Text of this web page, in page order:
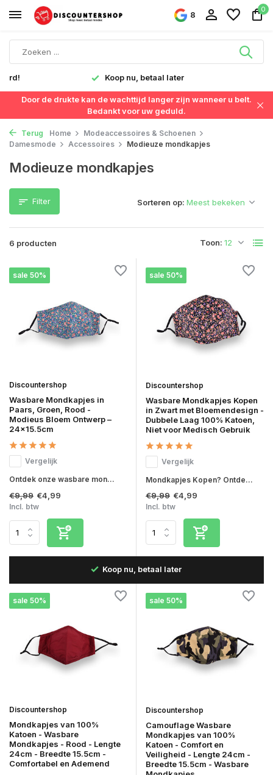
8
0
Koop nu, betaal later
Door de drukte kan de wachttijd langer zijn wanneer u belt.
Bedankt voor uw geduld.
Terug Home
Modeaccessoires & Schoenen
Damesmode
Accessoires Modieuze mondkapjes
Modieuze mondkapjes
Filter
6 producten Toon:
Sorteren op:
sale 50%
Discountershop
Wasbare Mondkapjes in
Paars, Groen, Rood -
Modieus Bloem Ontwerp –
24x15.5cm
Vergelijk
Ontdek onze wasbare mon...
€9,99 €4,99
Incl. btw
sale 50%
Discountershop
Wasbare Mondkapjes Kopen
in Zwart met Bloemendesign -
Dubbele Laag 100% Katoen,
Niet voor Medisch Gebruik
Vergelijk
Mondkapjes Kopen? Ontde...
€9,99 €4,99
Incl. btw
Koop nu, betaal later
sale 50%
Discountershop
Mondkapjes van 100%
Katoen - Wasbare
Mondkapjes - Rood - Lengte
24cm - Breedte 15.5cm -
Comfortabel en Ademend
sale 50%
Discountershop
Camouflage Wasbare
Mondkapjes van 100%
Katoen - Comfort en
Veiligheid - Lengte 24cm -
Breedte 15.5cm - Wasbare